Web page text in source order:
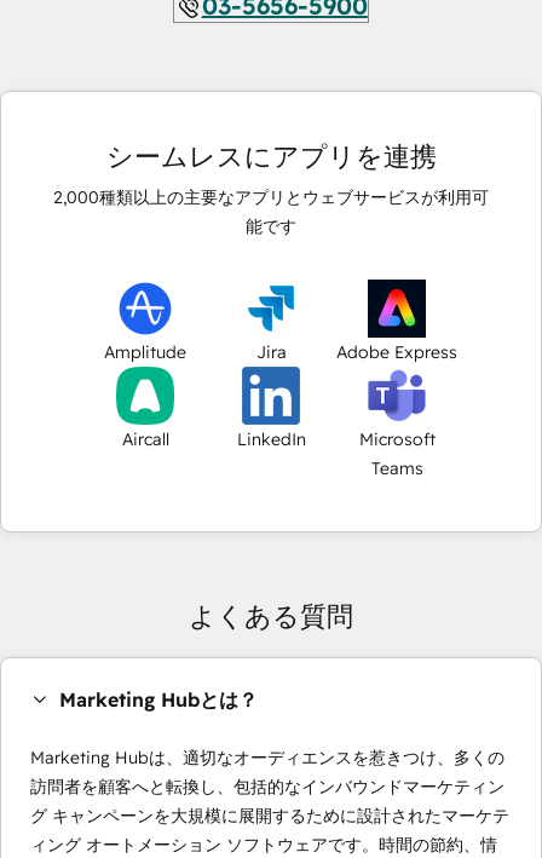
シームレスにアプリを連携
2,000種類以上の主要なアプリとウェブサービスが利用可
能です
Amplitude Jira Adobe Express
Aircall LinkedIn
Microsoft
Teams
よくある質問
Marketing Hubとは？
Marketing Hubは、適切なオーディエンスを惹きつけ、多くの
訪問者を顧客へと転換し、包括的なインバウンドマーケティン
グ キャンペーンを大規模に展開するために設計されたマーケテ
ィング オートメーション ソフトウェアです。時間の節約、情